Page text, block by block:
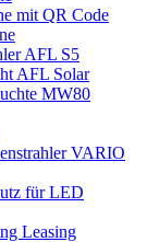
mit QR Code
AFL S5
AFL Solar
MW80
VARIO
für LED
Leasing